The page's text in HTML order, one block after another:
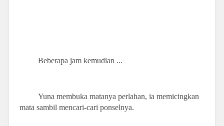
Beberapa jam kemudian ...
Yuna membuka matanya perlahan, ia memicingkan
mata sambil mencari-cari ponselnya.